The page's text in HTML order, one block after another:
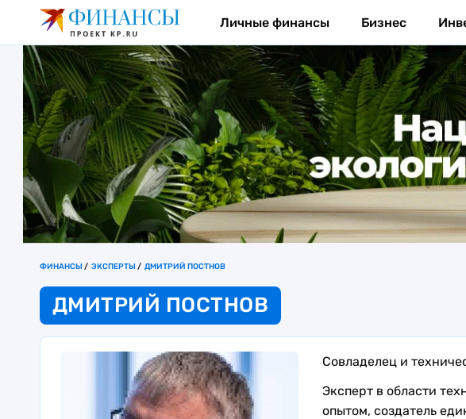
Личные финансы Бизнес
ФИНАНСЫ ЭКСПЕРТЫ ДМИТРИЙ ПОСТНОВ
ДМИТРИЙ ПОСТНОВ
Совладелец и
Эксперт в области
опытом, создатель